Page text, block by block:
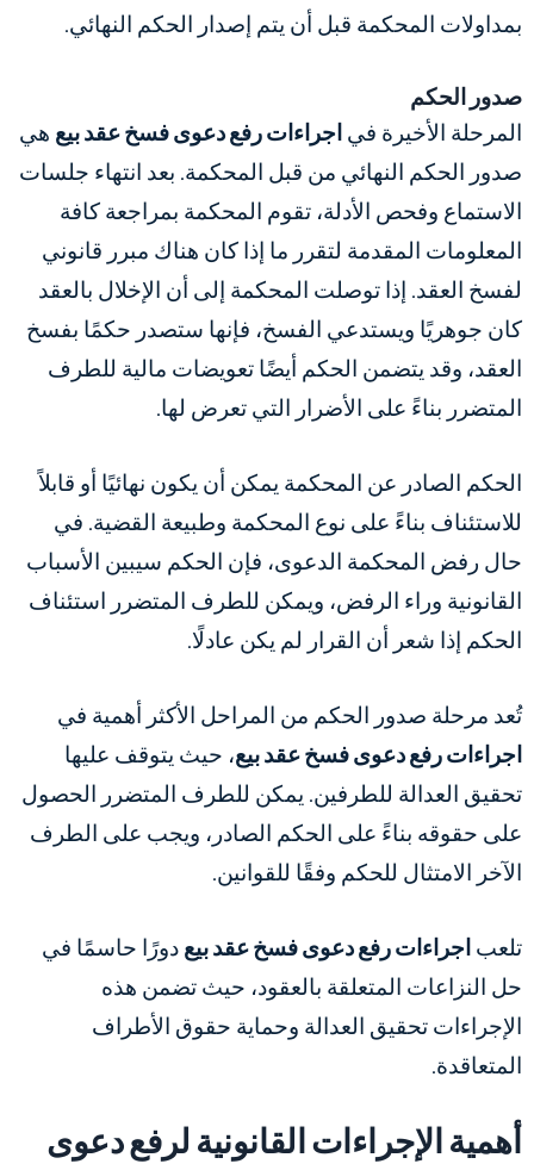
بمداولات المحكمة قبل أن يتم إصدار الحكم النهائي.
صدور الحكم
المرحلة الأخيرة في اجراءات رفع دعوى فسخ عقد بيع هي
صدور الحكم النهائي من قبل المحكمة. بعد انتهاء جلسات
الاستماع وفحص الأدلة، تقوم المحكمة بمراجعة كافة
المعلومات المقدمة لتقرر ما إذا كان هناك مبرر قانوني
لفسخ العقد. إذا توصلت المحكمة إلى أن الإخلال بالعقد
كان جوهريًا ويستدعي الفسخ، فإنها ستصدر حكمًا بفسخ
العقد، وقد يتضمن الحكم أيضًا تعويضات مالية للطرف
المتضرر بناءً على الأضرار التي تعرض لها.
الحكم الصادر عن المحكمة يمكن أن يكون نهائيًا أو قابلاً
للاستئناف بناءً على نوع المحكمة وطبيعة القضية. في
حال رفض المحكمة الدعوى، فإن الحكم سيبين الأسباب
القانونية وراء الرفض، ويمكن للطرف المتضرر استئناف
الحكم إذا شعر أن القرار لم يكن عادلًا.
تُعد مرحلة صدور الحكم من المراحل الأكثر أهمية في
اجراءات رفع دعوى فسخ عقد بيع، حيث يتوقف عليها
تحقيق العدالة للطرفين. يمكن للطرف المتضرر الحصول
على حقوقه بناءً على الحكم الصادر، ويجب على الطرف
الآخر الامتثال للحكم وفقًا للقوانين.
تلعب اجراءات رفع دعوى فسخ عقد بيع دورًا حاسمًا في
حل النزاعات المتعلقة بالعقود، حيث تضمن هذه
الإجراءات تحقيق العدالة وحماية حقوق الأطراف
المتعاقدة.
أهمية الإجراءات القانونية لرفع دعوى